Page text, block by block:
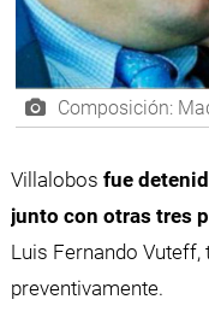
Composición:
Villalobos fue
junto con otras tres
Luis Fernando
preventivamente.